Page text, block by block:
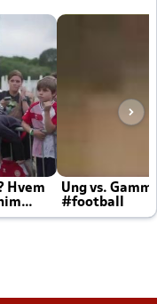
Hvem
Ung vs.
#football